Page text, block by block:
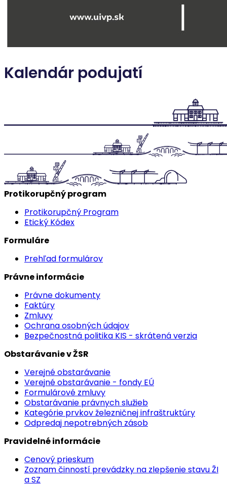
Kalendár podujatí
Protikorupčný program
Protikorupčný Program
Etický Kódex
Formuláre
Prehľad formulárov
Právne informácie
Právne dokumenty
Faktúry
Zmluvy
Ochrana osobných údajov
Bezpečnostná politika KIS - skrátená verzia
Obstarávanie v ŽSR
Verejné obstarávanie
Verejné obstarávanie - fondy EÚ
Formulárové zmluvy
Obstarávanie právnych služieb
Kategórie prvkov železničnej infraštruktúry
Odpredaj nepotrebných zásob
Pravidelné informácie
Cenový prieskum
Zoznam činností prevádzky na zlepšenie stavu ŽI
a SZ